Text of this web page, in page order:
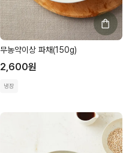
무농약이상 파채(150g)
2,600원
냉장